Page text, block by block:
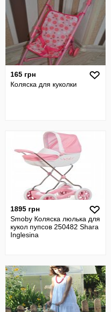
165 грн
Коляска для куколки
1895 грн
Smoby Коляска люлька для
кукол пупсов 250482 Shara
Inglesina